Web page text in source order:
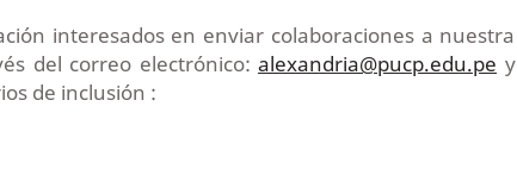
interesados en enviar colaboraciones a nuestra
del correo electrónico: alexandria@pucp.edu.pe y
de inclusión :